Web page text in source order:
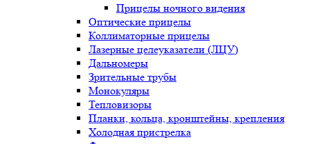
Прицелы ночного видения
Оптические прицелы
Коллиматорные прицелы
Лазерные целеуказатели (ЛЦУ)
Дальномеры
Зрительные трубы
Монокуляры
Тепловизоры
Планки, кольца, кронштейны, крепления
Холодная пристрелка